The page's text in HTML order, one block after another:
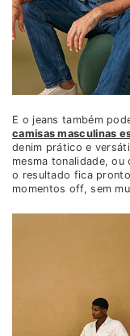
E o jeans também
camisas masculinas
denim prático e
mesma tonalidade,
o resultado fica
momentos off, sem